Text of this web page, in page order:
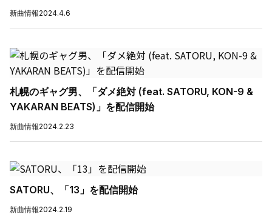
新曲情報2024.4.6
札幌のギャグ男、「ダメ絶対 (feat. SATORU, KON-9 &
YAKARAN BEATS)」を配信開始
新曲情報2024.2.23
SATORU、「13」を配信開始
新曲情報2024.2.19